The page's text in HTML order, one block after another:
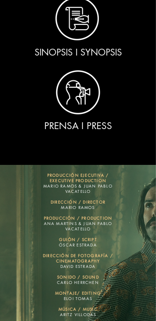
SINOPSIS I SYNOPSIS
PRENSA I PRESS
PRODUCCIÓN EJECUTIVA /
EXECUTIVE PRODUCTION
MARIO RAMOS & JUAN PABLO
VACATELLO
DIRECCIÓN / DIRECTOR
MARIO RAMOS
PRODUCCIÓN / PRODUCTION
ANA MARTINS & JUAN PABLO
VACATELLO
GUIÓN / SCRIPT
ÓSCAR ESTRADA
DIRECCIÓN DE FOTOGRAFÍA /
CINEMATOGRAPHY
DAVID ESTRADA
SONIDO / SOUND
CARLO HERRCHEN
MONTAJE/ EDITING
ELOI TOMAS
MÚSICA / MUSIC
ARITZ VILLODAS